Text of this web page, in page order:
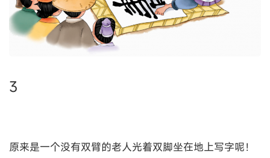
3
原来是一个没有双臂的老人光着双脚坐在地上写字呢！